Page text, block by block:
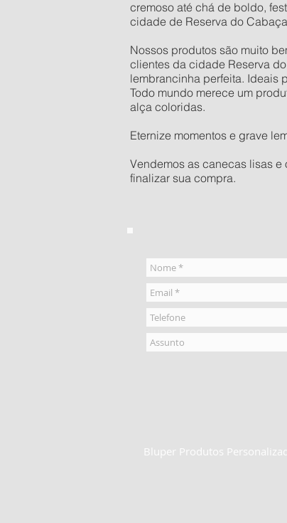
cremoso até chá de boldo,
cidade de Reserva do
Nossos produtos são muito
clientes da cidade Reserva
lembrancinha perfeita. Ideais
Todo mundo merece um
alça coloridas.
Eternize momentos e grave
Vendemos as canecas lisas
finalizar sua compra.
Bluper Produtos